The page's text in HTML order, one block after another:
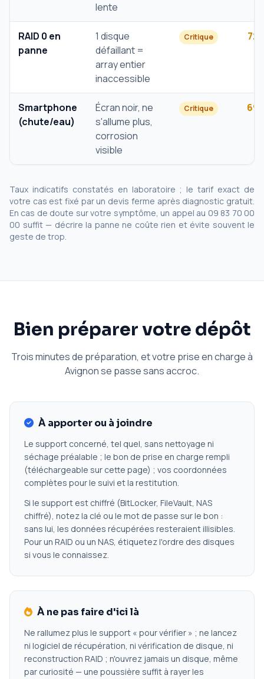
lente
RAID 0 en
panne
1 disque
défaillant =
array entier
inaccessible
Critique
Smartphone
(chute/eau)
Écran noir, ne
s'allume plus,
corrosion
visible
Critique
Taux indicatifs constatés en laboratoire ; le tarif exact de
votre cas est fixé par un devis ferme après diagnostic gratuit.
En cas de doute sur votre symptôme, un appel au 09 83 70 00
00 suffit — décrire la panne ne coûte rien et évite souvent le
geste de trop.
Bien préparer votre dépôt
Trois minutes de préparation, et votre prise en charge à
Avignon se passe sans accroc.
À apporter ou à joindre
Le support concerné, tel quel, sans nettoyage ni
séchage préalable ; le bon de prise en charge rempli
(téléchargeable sur cette page) ; vos coordonnées
complètes pour le suivi et la restitution.
Si le support est chiffré (BitLocker, FileVault, NAS
chiffré), notez la clé ou le mot de passe sur le bon :
sans lui, les données récupérées resteraient illisibles.
Pour un RAID ou un NAS, étiquetez l'ordre des disques
si vous le connaissez.
À ne pas faire d'ici là
Ne rallumez plus le support « pour vérifier » ; ne lancez
ni logiciel de récupération, ni vérification de disque, ni
reconstruction RAID ; n'ouvrez jamais un disque, même
par curiosité — une poussière suffit à rayer les